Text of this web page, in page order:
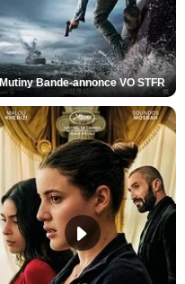
Mutiny Bande-annonce VO STFR